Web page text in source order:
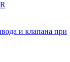
и клапана при